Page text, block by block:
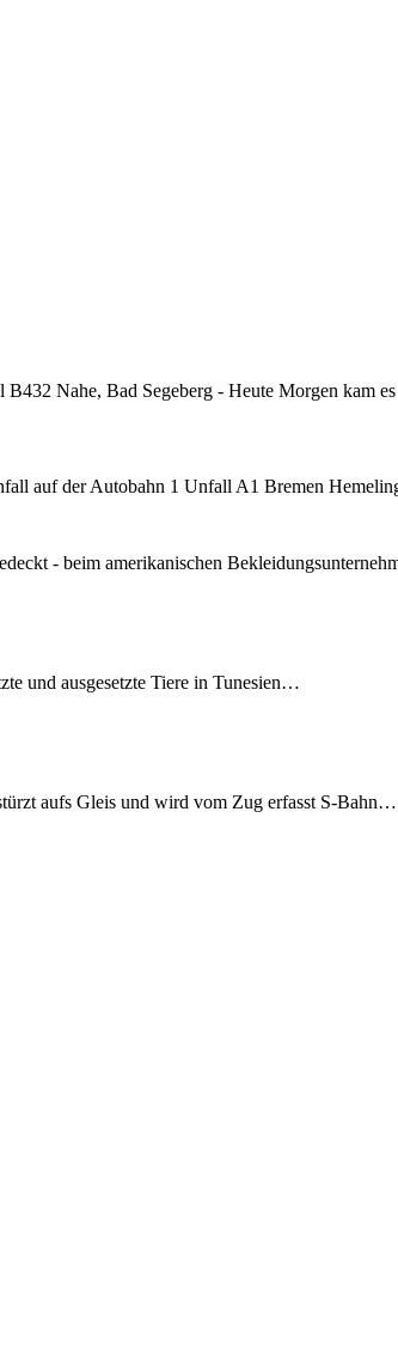
Nahe, Bad Segeberg - Heute Morgen kam
auf der Autobahn 1 Unfall A1 Bremen
- beim amerikanischen
und ausgesetzte Tiere in Tunesien…
aufs Gleis und wird vom Zug erfasst S-Bahn…